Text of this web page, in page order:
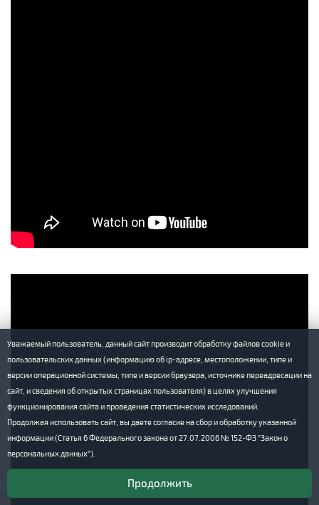
Уважаемый пользователь, данный сайт производит обработку файлов cookie и
пользовательских данных (информацию об ip-адресе, местоположении, типе и
версии операционной системы, типе и версии браузера, источнике переадресации на
сайт, и сведения об открытых страницах пользователя) в целях улучшения
функционирования сайта и проведения статистических исследований.
Продолжая использовать сайт, вы даете согласие на сбор и обработку указанной
информации (Статья 6 Федерального закона от 27.07.2006 № 152-ФЗ "Закон о
персональных данных").
Продолжить